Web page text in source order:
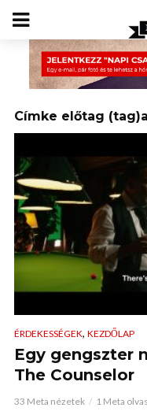
Címke előtag
ÉRDEKESSÉGEK, KEZDŐLAP
Egy gengszter
The Counselor
33 Meta nézetek 1 Meta